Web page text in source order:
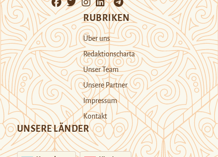
RUBRIKEN
Über uns
Redaktionscharta
Unser Team
Unsere Partner
Impressum
Kontakt
UNSERE LÄNDER